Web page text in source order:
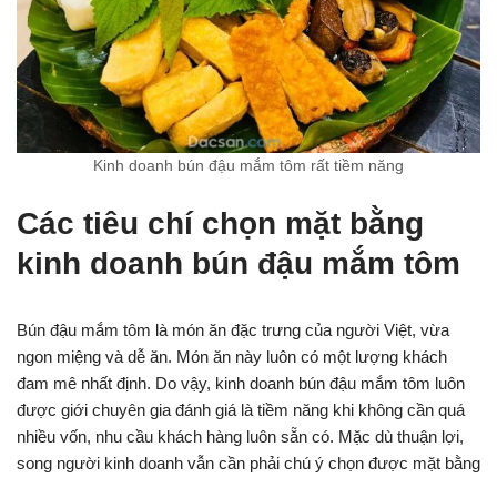
Kinh doanh bún đậu mắm tôm rất tiềm năng
Các tiêu chí chọn mặt bằng
kinh doanh bún đậu mắm tôm
Bún đậu mắm tôm là món ăn đặc trưng của người Việt, vừa
ngon miệng và dễ ăn. Món ăn này luôn có một lượng khách
đam mê nhất định. Do vậy, kinh doanh bún đậu mắm tôm luôn
được giới chuyên gia đánh giá là tiềm năng khi không cần quá
nhiều vốn, nhu cầu khách hàng luôn sẵn có. Mặc dù thuận lợi,
song người kinh doanh vẫn cần phải chú ý chọn được mặt bằng